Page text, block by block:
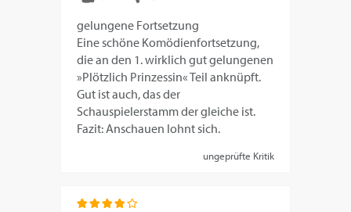
gelungene Fortsetzung
Eine schöne Komödienfortsetzung,
die an den 1. wirklich gut gelungenen
»Plötzlich Prinzessin« Teil anknüpft.
Gut ist auch, das der
Schauspielerstamm der gleiche ist.
Fazit: Anschauen lohnt sich.
ungeprüfte Kritik